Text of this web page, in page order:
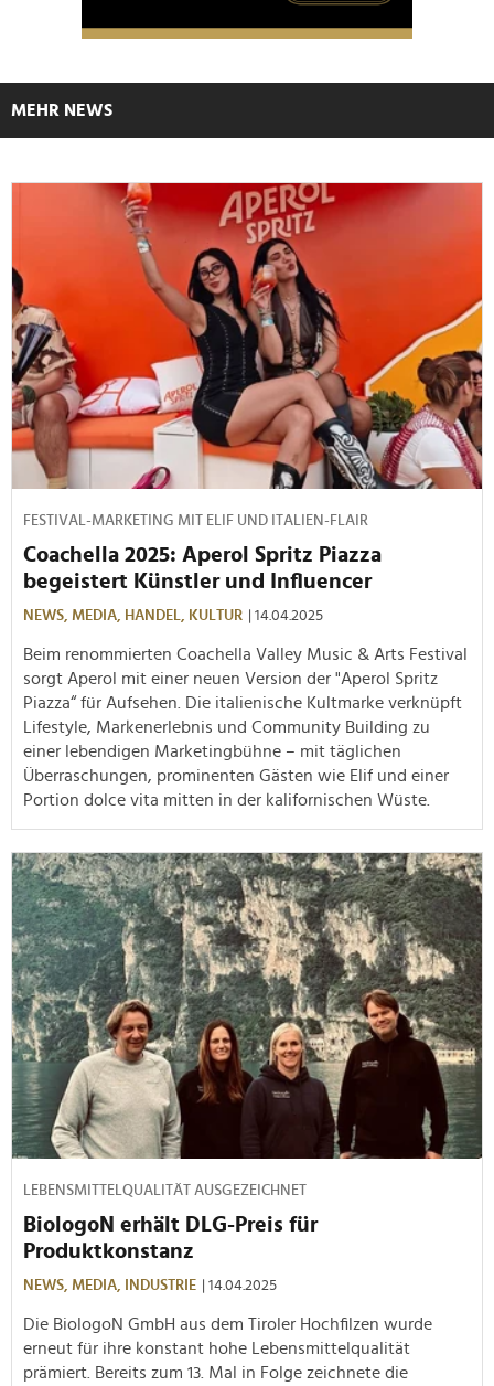
MEHR NEWS
FESTIVAL-MARKETING MIT ELIF UND ITALIEN-FLAIR
Coachella 2025: Aperol Spritz Piazza
begeistert Künstler und Influencer
NEWS, MEDIA, HANDEL, KULTUR | 14.04.2025
Beim renommierten Coachella Valley Music & Arts Festival
sorgt Aperol mit einer neuen Version der "Aperol Spritz
Piazza“ für Aufsehen. Die italienische Kultmarke verknüpft
Lifestyle, Markenerlebnis und Community Building zu
einer lebendigen Marketingbühne – mit täglichen
Überraschungen, prominenten Gästen wie Elif und einer
Portion dolce vita mitten in der kalifornischen Wüste.
LEBENSMITTELQUALITÄT AUSGEZEICHNET
BiologoN erhält DLG-Preis für
Produktkonstanz
NEWS, MEDIA, INDUSTRIE | 14.04.2025
Die BiologoN GmbH aus dem Tiroler Hochfilzen wurde
erneut für ihre konstant hohe Lebensmittelqualität
prämiert. Bereits zum 13. Mal in Folge zeichnete die